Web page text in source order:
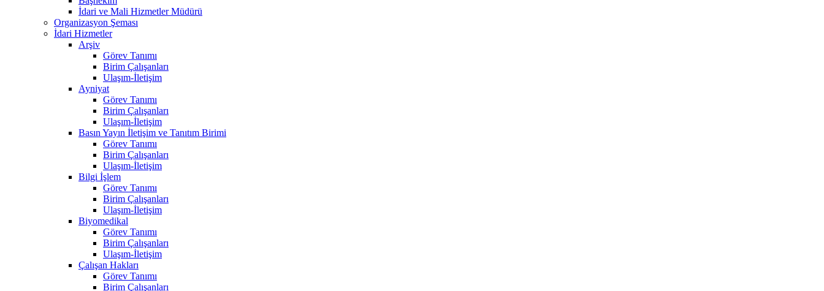
İdari ve Mali Hizmetler Müdürü
Organizasyon Şeması
İdari Hizmetler
Arşiv
Görev Tanımı
Birim Çalışanları
Ulaşım-İletişim
Ayniyat
Görev Tanımı
Birim Çalışanları
Ulaşım-İletişim
Basın Yayın İletişim ve Tanıtım Birimi
Görev Tanımı
Birim Çalışanları
Ulaşım-İletişim
Bilgi İşlem
Görev Tanımı
Birim Çalışanları
Ulaşım-İletişim
Biyomedikal
Görev Tanımı
Birim Çalışanları
Ulaşım-İletişim
Çalışan Hakları
Görev Tanımı
Birim Çalışanları